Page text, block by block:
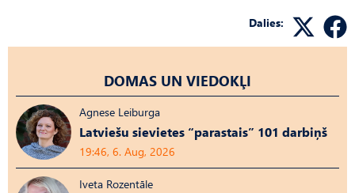
Dalies:
DOMAS UN VIEDOKĻI
Agnese Leiburga
Latviešu sievietes “parastais” 101 darbiņš
19:46, 6. Aug, 2026
Iveta Rozentāle